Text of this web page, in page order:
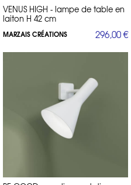
VENUS HIGH - lampe de table en
laiton H 42 cm
MARZAIS CRÉATIONS 296,00 €